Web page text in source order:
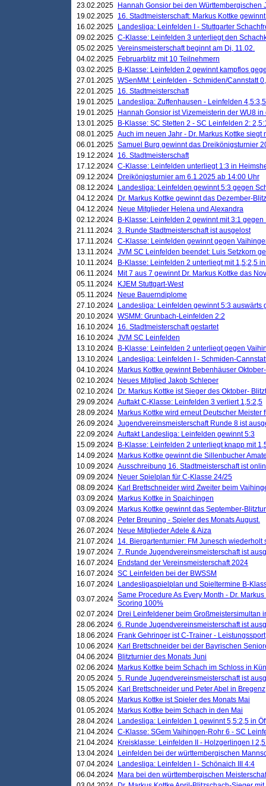
23.02.2025
Hannah Gonsior bei den Württembergischen
19.02.2025 16. Stadtmeisterschaft: Markus Kottke
16.02.2025
Landesliga: Leinfelden I - Stuttgarter
09.02.2025 C-Klasse: Leinfelden 3 unterliegt den
05.02.2025 Vereinsmeisterschaft beginnt am Di, 11.02.
04.02.2025
Februarblitz mit 10 Teilnehmern
03.02.2025
B-Klasse: Leinfelden 2 gewinnt kampflos
27.01.2025 WSenMM: Leinfelden - Schmiden/Cannstatt
22.01.2025 16. Stadtmeisterschaft
19.01.2025
Landesliga: Zuffenhausen - Leinfelden 4,5:3,5
19.01.2025
Hannah Gonsior ist Vizemeisterin der WU8 in
13.01.2025
B-Klasse: SC Stetten 2 - SC Leinfelden 2:
08.01.2025 Auch im neuen Jahr - Dr. Markus Kottke
06.01.2025 Samuel Burg gewinnt das Dreikönigsturnier
19.12.2024 16. Stadtmeisterschaft
17.12.2024 C-Klasse: Leinfelden unterliegt 1:3 in
09.12.2024
Dreikönigsturnier am 6.1.2025 ab 14:00 Uhr
08.12.2024
Landesliga: Leinfelden gewinnt 5:3 gegen
04.12.2024
Dr. Markus Kottke gewinnt das Dezember-
04.12.2024
Neue Mitglieder Helena und Alexandra
02.12.2024
B-Klasse: Leinfelden 2 gewinnt mit 3:1
21.11.2024 3. Runde Stadtmeisterschaft ist ausgelost
17.11.2024 C-Klasse: Leinfelden gewinnt gegen
13.11.2024 JVM SC Leinfelden beendet: Luis Setzkorn
10.11.2024
B-Klasse: Leinfelden 2 unterliegt mit 1,5;2,5
06.11.2024
Mit 7 aus 7 gewinnt Dr. Markus Kottke das
05.11.2024
KJEM Stuttgart-West
05.11.2024
Neue Bauerndiplome
27.10.2024
Landesliga: Leinfelden gewinnt 5:3 auswärts
20.10.2024 WSMM: Grunbach-Leinfelden 2:2
16.10.2024 16. Stadtmeisterschaft gestartet
16.10.2024 JVM SC Leinfelden
13.10.2024
B-Klasse: Leinfelden 2 unterliegt gegen
13.10.2024
Landesliga: Leinfelden I - Schmiden-
04.10.2024
Markus Kottke gewinnt Bebenhäuser
02.10.2024
Neues Mitglied Jakob Schleper
02.10.2024
Dr. Markus Kottke ist Sieger des Oktober-
29.09.2024 Auftakt C-Klasse: Leinfelden 3 verliert 1,5:2,5
28.09.2024
Markus Kottke wird erneut Deutscher Meister
26.09.2024 Jugendvereinsmeisterschaft Runde 8 ist
22.09.2024 Auftakt Landesliga: Leinfelden gewinnt 5:3
15.09.2024
B-Klasse: Leinfelden 2 unterliegt knapp mit
14.09.2024
Markus Kottke gewinnt die Sillenbucher
10.09.2024 Ausschreibung 16. Stadtmeisterschaft ist
09.09.2024
Neuer Spielplan für C-Klasse 24/25
08.09.2024
Karl Brettschneider wird Zweiter beim
03.09.2024
Markus Kottke in Spaichingen
03.09.2024
Markus Kottke gewinnt das September-
07.08.2024
Peter Breuning - Spieler des Monats August.
26.07.2024
Neue Mitglieder Adele & Aiza
21.07.2024 14. Biergartenturnier: FM Junesch wiederholt
19.07.2024 7. Runde Jugendvereinsmeisterschaft ist
16.07.2024
Endstand der Vereinsmeisterschaft 2024
16.07.2024 SC Leinfelden bei der BWSSM
16.07.2024
Landesligaspielplan und Spieltermine B-
03.07.2024 Same Procedure As Every Month - Dr.
Scoring 100%
02.07.2024
Drei Leinfeldener beim Großmeistersimultan
28.06.2024 6. Runde Jugendvereinsmeisterschaft ist
18.06.2024
Frank Gehringer ist C-Trainer - Leistungssport
10.06.2024
Karl Brettschneider bei der Bayrischen
04.06.2024
Blitzturnier des Monats Juni
02.06.2024
Markus Kottke beim Schach im Schloss in
20.05.2024 5. Runde Jugendvereinsmeisterschaft ist
15.05.2024
Karl Brettschneider und Peter Abel in Bregenz
08.05.2024
Markus Kottke ist Spieler des Monats Mai
01.05.2024
Markus Kottke beim Schach in den Mai
28.04.2024
Landesliga: Leinfelden 1 gewinnt 5,5:2,5 in
21.04.2024 C-Klasse: SGem Vaihingen-Rohr 6 - SC
21.04.2024
Kreisklasse: Leinfelden II - Holzgerlingen I
13.04.2024
Leinfelden bei der württembergischen
07.04.2024
Landesliga: Leinfelden I - Schönaich III 4:4
06.04.2024
Mara bei den württembergischen